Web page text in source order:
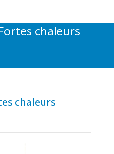
chaleurs
chaleurs